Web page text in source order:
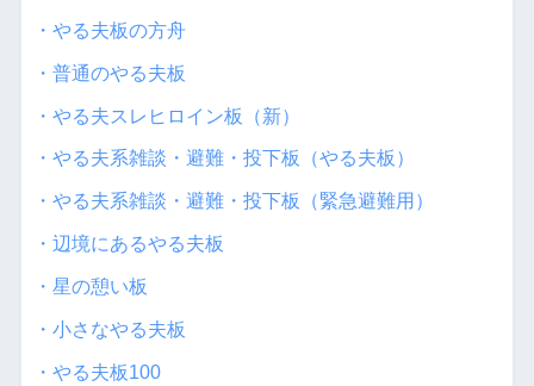
・やる夫板の方舟
・普通のやる夫板
・やる夫スレヒロイン板（新）
・やる夫系雑談・避難・投下板（やる夫板）
・やる夫系雑談・避難・投下板（緊急避難用）
・辺境にあるやる夫板
・星の憩い板
・小さなやる夫板
・やる夫板100